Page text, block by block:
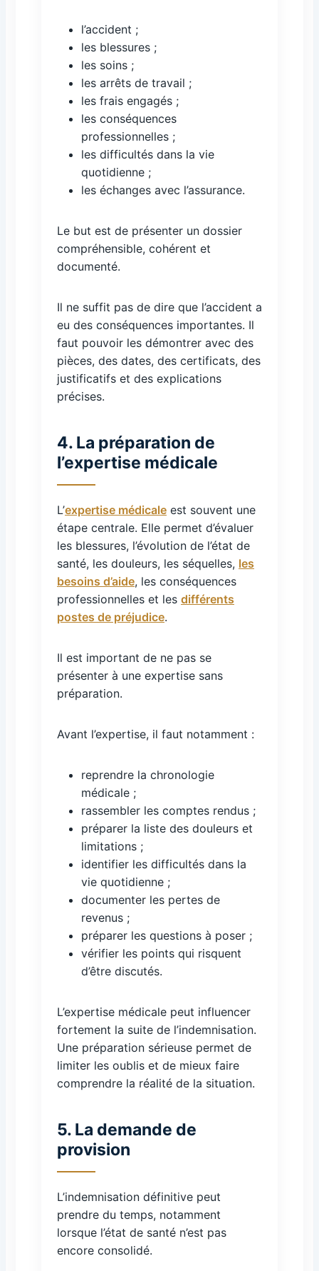
l’accident ;
les blessures ;
les soins ;
les arrêts de travail ;
les frais engagés ;
les conséquences
professionnelles ;
les difficultés dans la vie
quotidienne ;
les échanges avec l’assurance.
Le but est de présenter un dossier
compréhensible, cohérent et
documenté.
Il ne suffit pas de dire que l’accident a
eu des conséquences importantes. Il
faut pouvoir les démontrer avec des
pièces, des dates, des certificats, des
justificatifs et des explications
précises.
4. La préparation de
l’expertise médicale
L’expertise médicale est souvent une
étape centrale. Elle permet d’évaluer
les blessures, l’évolution de l’état de
santé, les douleurs, les séquelles, les
besoins d’aide, les conséquences
professionnelles et les différents
postes de préjudice.
Il est important de ne pas se
présenter à une expertise sans
préparation.
Avant l’expertise, il faut notamment :
reprendre la chronologie
médicale ;
rassembler les comptes rendus ;
préparer la liste des douleurs et
limitations ;
identifier les difficultés dans la
vie quotidienne ;
documenter les pertes de
revenus ;
préparer les questions à poser ;
vérifier les points qui risquent
d’être discutés.
L’expertise médicale peut influencer
fortement la suite de l’indemnisation.
Une préparation sérieuse permet de
limiter les oublis et de mieux faire
comprendre la réalité de la situation.
5. La demande de
provision
L’indemnisation définitive peut
prendre du temps, notamment
lorsque l’état de santé n’est pas
encore consolidé.